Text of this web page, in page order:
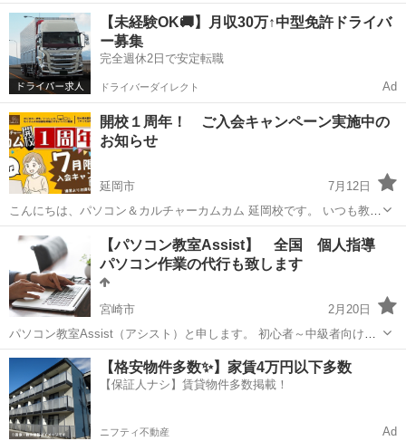
【未経験OK🚚】月収30万↑中型免許ドライバ
ー募集
完全週休2日で安定転職
ドライバーダイレクト Ad
開校１周年！ ご入会キャンペーン実施中の
お知らせ
延岡市
7月12日
こんにちは、パソコン＆カルチャーカムカム 延岡校です。 いつも教室
をご利用いただきありがとうございます。 おかげさまで延岡校は、本
日7月7日に開校1周年を迎えました。 地域の皆さまとの出会いだけで
なく、教室に長...
宮崎 Windows総合 カルチャー
【パソコン教室Assist】 全国 個人指導
パソコン作業の代行も致します
宮崎市
2月20日
パソコン教室Assist（アシスト）と申します。 初心者～中級者向けで
個人指導を主に完全予約制で宮崎市で開講しています。 また、パソコ
ンに関する質問やトラブルへの対応、パソコン作業の代行も行ってい
ます。 [[[パソ...
宮崎 宮崎市 Windows総合 認知症
【格安物件多数✨】家賃4万円以下多数
【保証人ナシ】賃貸物件多数掲載！
ニフティ不動産 Ad